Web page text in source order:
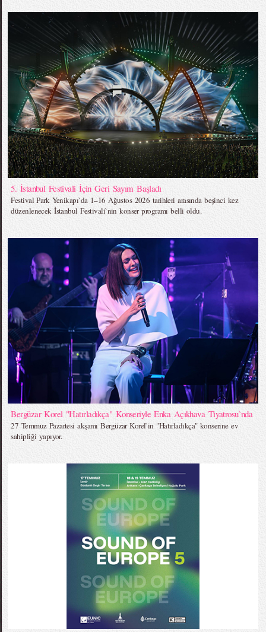
5. İstanbul Festivali İçin Geri Sayım Başladı
Festival Park Yenikapı`da 1–16 Ağustos 2026 tarihleri arasında beşinci kez
düzenlenecek İstanbul Festivali`nin konser programı belli oldu.
Bergüzar Korel "Hatırladıkça" Konseriyle Enka Açıkhava Tiyatrosu`nda
27 Temmuz Pazartesi akşamı Bergüzar Korel`in "Hatırladıkça" konserine ev
sahipliği yapıyor.